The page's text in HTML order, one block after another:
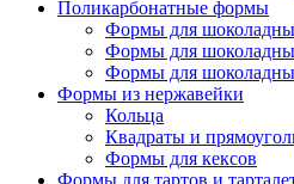
Поликарбонатные формы
Формы для
Формы для
Формы для
Формы из нержавейки
Кольца
Квадраты и
Формы для кексов
Формы для тартов и